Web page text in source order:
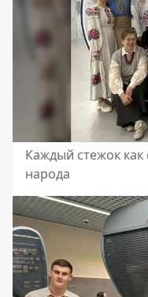
Каждый стежок
народа